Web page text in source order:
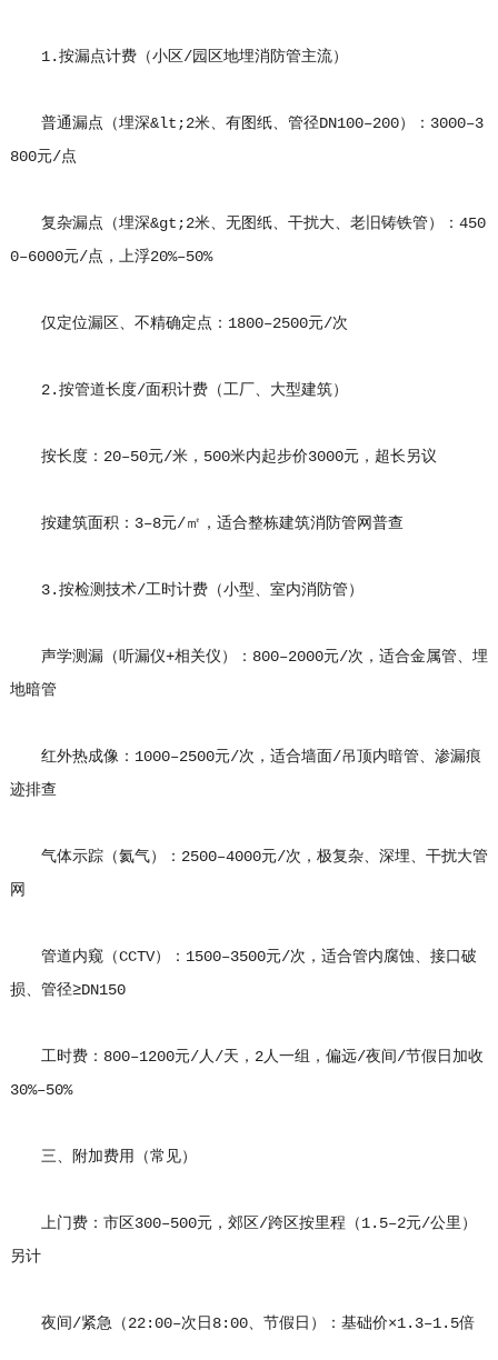
1.按漏点计费（小区/园区地埋消防管主流）
普通漏点（埋深&lt;2米、有图纸、管径DN100–200）：3000–3
800元/点
复杂漏点（埋深&gt;2米、无图纸、干扰大、老旧铸铁管）：450
0–6000元/点，上浮20%–50%
仅定位漏区、不精确定点：1800–2500元/次
2.按管道长度/面积计费（工厂、大型建筑）
按长度：20–50元/米，500米内起步价3000元，超长另议
按建筑面积：3–8元/㎡，适合整栋建筑消防管网普查
3.按检测技术/工时计费（小型、室内消防管）
声学测漏（听漏仪+相关仪）：800–2000元/次，适合金属管、埋
地暗管
红外热成像：1000–2500元/次，适合墙面/吊顶内暗管、渗漏痕
迹排查
气体示踪（氦气）：2500–4000元/次，极复杂、深埋、干扰大管
网
管道内窥（CCTV）：1500–3500元/次，适合管内腐蚀、接口破
损、管径≥DN150
工时费：800–1200元/人/天，2人一组，偏远/夜间/节假日加收
30%–50%
三、附加费用（常见）
上门费：市区300–500元，郊区/跨区按里程（1.5–2元/公里）
另计
夜间/紧急（22:00–次日8:00、节假日）：基础价×1.3–1.5倍